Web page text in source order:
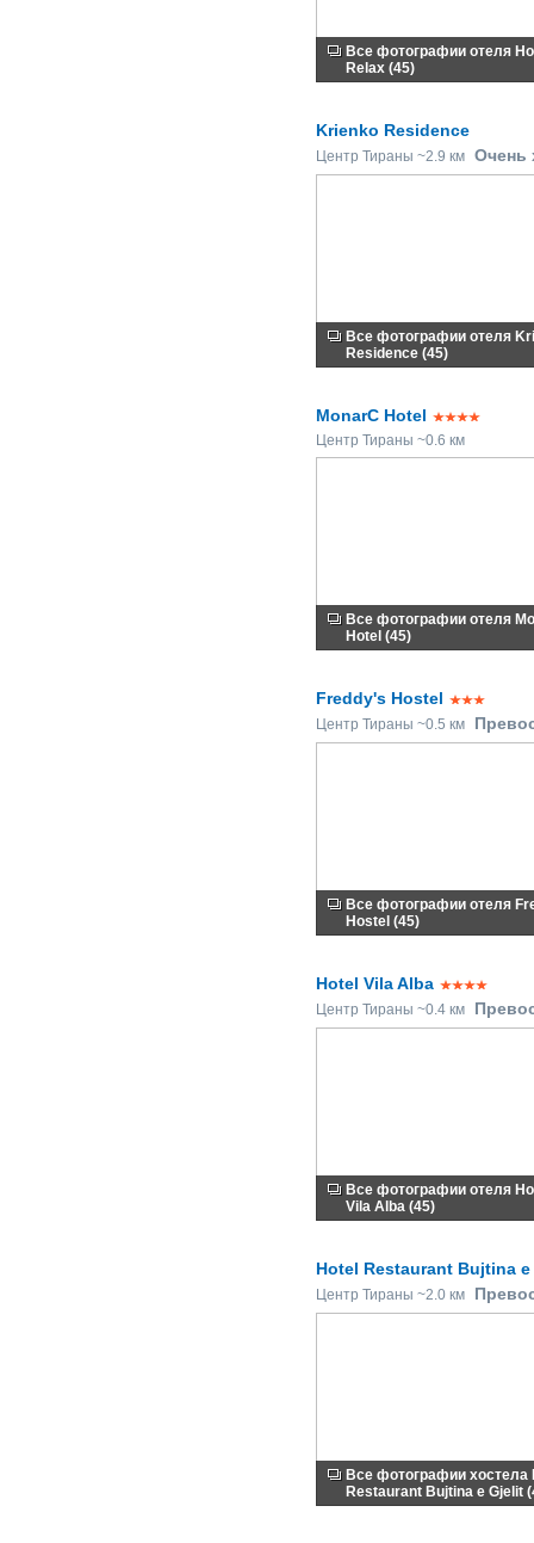
Все фотографии отеля
Relax (45)
Krienko Residence
Центр Тираны ~2.9 км
Все фотографии отеля
Residence (45)
MonarC Hotel
Центр Тираны ~0.6 км
Все фотографии отеля
Hotel (45)
Freddy's Hostel
Центр Тираны ~0.5 км
Все фотографии отеля
Hostel (45)
Hotel Vila Alba
Центр Тираны ~0.4 км
Все фотографии отеля
Vila Alba (45)
Hotel Restaurant Bujtina
Центр Тираны ~2.0 км
Все фотографии хостела
Restaurant Bujtina e Gjelit